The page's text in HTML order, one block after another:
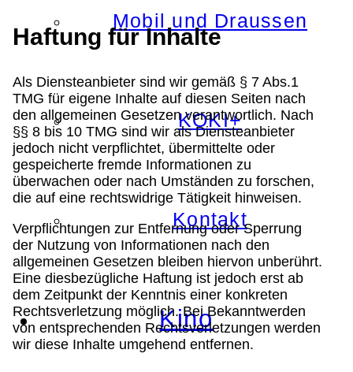
Mobil und Draussen
KOKI+
Kontakt
Kino
Haftung für Inhalte
Als Diensteanbieter sind wir gemäß § 7 Abs.1
TMG für eigene Inhalte auf diesen Seiten nach
den allgemeinen Gesetzen verantwortlich. Nach
§§ 8 bis 10 TMG sind wir als Diensteanbieter
jedoch nicht verpflichtet, übermittelte oder
gespeicherte fremde Informationen zu
überwachen oder nach Umständen zu forschen,
die auf eine rechtswidrige Tätigkeit hinweisen.
Verpflichtungen zur Entfernung oder Sperrung
der Nutzung von Informationen nach den
allgemeinen Gesetzen bleiben hiervon unberührt.
Eine diesbezügliche Haftung ist jedoch erst ab
dem Zeitpunkt der Kenntnis einer konkreten
Rechtsverletzung möglich. Bei Bekanntwerden
von entsprechenden Rechtsverletzungen werden
wir diese Inhalte umgehend entfernen.